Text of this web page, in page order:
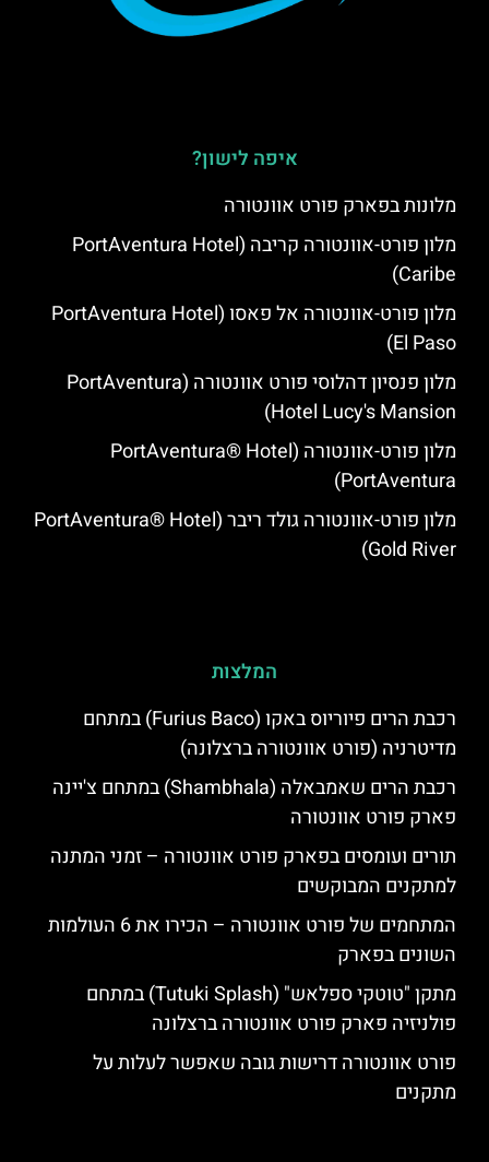
איפה לישון?
מלונות בפארק פורט אוונטורה
מלון פורט-אוונטורה קריבה (PortAventura Hotel
Caribe)
מלון פורט-אוונטורה אל פאסו (PortAventura Hotel
El Paso)
מלון פנסיון דהלוסי פורט אוונטורה (PortAventura
Hotel Lucy's Mansion‬)
מלון פורט-אוונטורה (PortAventura® Hotel
PortAventura)
מלון פורט-אוונטורה גולד ריבר (PortAventura® Hotel
Gold River)
המלצות
רכבת הרים פיוריוס באקו (Furius Baco) במתחם
מדיטרניה (פורט אוונטורה ברצלונה)
רכבת הרים שאמבאלה (Shambhala) במתחם צ'יינה
פארק פורט אוונטורה
תורים ועומסים בפארק פורט אוונטורה – זמני המתנה
למתקנים המבוקשים
המתחמים של פורט אוונטורה – הכירו את 6 העולמות
השונים בפארק
מתקן "טוטקי ספלאש" (Tutuki Splash) במתחם
פולניזיה פארק פורט אוונטורה ברצלונה
פורט אוונטורה דרישות גובה שאפשר לעלות על
מתקנים